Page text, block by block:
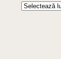
Arhive